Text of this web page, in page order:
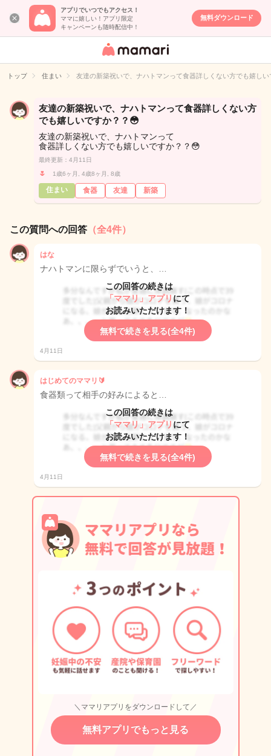
アプリでいつでもアクセス！
ママに嬉しい！アプリ限定
キャンペーンも随時配信中！
無料ダウンロード
女性専用匿名QA
イト
トップ 住まい 友達の新築祝いで、ナハトマンって食器詳しくない方でも嬉し
友達の新築祝いで、ナハトマンって食器詳しくない方
でも嬉しいですか？？😳
友達の新築祝いで、ナハトマンって
食器詳しくない方でも嬉しいですか？？😳
最終更新：4月11日
🌷 1歳6ヶ月, 4歳8ヶ月, 8歳
住まい 食器 友達 新築
この質問への回答 （全4件）
はな
ナハトマンに限らずでいうと、…
この回答の続きは
「ママリ」アプリ にて
お読みいただけます！
無料で続きを見る(全4件)
4月11日
はじめてのママリ🔰
食器類って相手の好みによると…
この回答の続きは
「ママリ」アプリ にて
お読みいただけます！
無料で続きを見る(全4件)
4月11日
＼ママリアプリをダウンロードして／
無料アプリでもっと見る